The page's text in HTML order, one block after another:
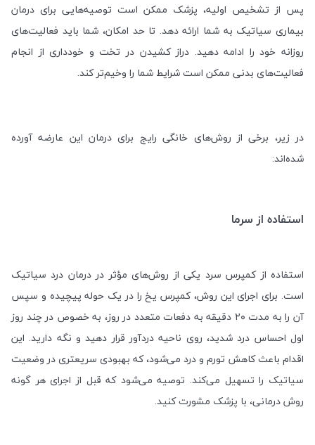
پس از تشخیص اولیه، پزشک ممکن است توصیه‌هایی برای درمان
بیماری سیاتیک به شما ارائه دهد. تا حد امکان، شما باید فعالیت‌های
روزانه خود را ادامه دهید. دراز کشیدن در تخت و خودداری از انجام
فعالیت‌های بدنی ممکن است شرایط شما را وخیم‌تر کند.
در زیر، برخی از روش‌های خانگی رایج برای درمان این عارضه آورده
شده‌اند:
استفاده از سرما
استفاده از کمپرس سرد یکی از روش‌های مؤثر در درمان درد سیاتیک
است. برای اجرای این روش، کمپرس یخ را در یک حوله پیچیده و سپس
آن را به مدت ۲۰ دقیقه به دفعات متعدد در روز، به خصوص در چند روز
اول احساس درد شدید، روی ناحیه دردآور قرار دهید و نگه دارید. این
اقدام باعث کاهش تورم و درد می‌شود، که بهبودی سریعتری در وضعیت
سیاتیک را تسهیل می‌کند. توصیه می‌شود که قبل از اجرای هر گونه
روش درمانی، با پزشک مشورت کنید.